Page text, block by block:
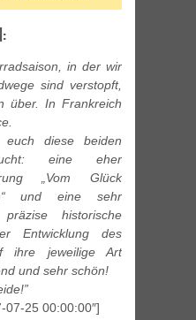
in der wir
sind verstopft,
über. In Frankreich
diese beiden
eine eher
„Vom Glück
und eine sehr
historische
Entwicklung des
ihre jeweilige Art
und sehr schön!
07-25 00:00:00″]